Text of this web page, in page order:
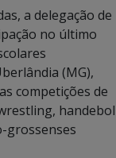
a delegação de
no último
(MG),
competições de
handebol
grossenses